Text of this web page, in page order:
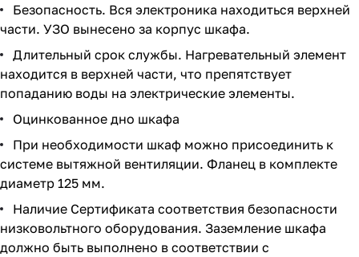
Безопасность. Вся электроника находиться верхней
части. УЗО вынесено за корпус шкафа.
Длительный срок службы. Нагревательный элемент
находится в верхней части, что препятствует
попаданию воды на электрические элементы.
Оцинкованное дно шкафа
При необходимости шкаф можно присоединить к
системе вытяжной вентиляции. Фланец в комплекте
диаметр 125 мм.
Наличие Сертификата соответствия безопасности
низковольтного оборудования. Заземление шкафа
должно быть выполнено в соответствии с